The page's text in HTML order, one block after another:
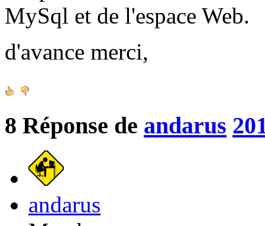
MySql et de l'espace Web.
d'avance merci,
8 Réponse de andarus
andarus